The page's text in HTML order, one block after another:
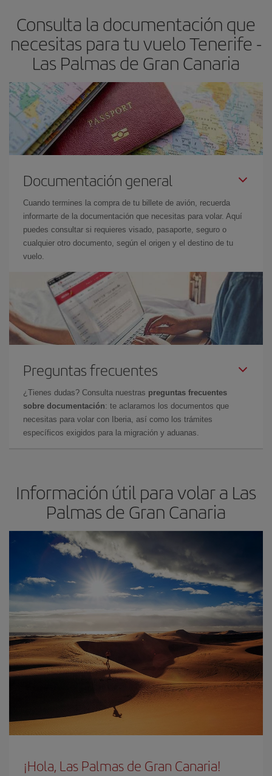
avión más baratos te saldrán. Además, si buscas los vuelos con
las fechas y los horarios del viaje un poco abiertos, podráselegir
el precio más barato.
Consulta la documentación que
necesitas para tu vuelo Tenerife -
Las Palmas de Gran Canaria
Documentación general
Cuando termines la compra de tu billete de avión, recuerda
informarte de la documentación que necesitas para volar. Aquí
puedes consultar si requieres visado, pasaporte, seguro o
cualquier otro documento, según el origen y el destino de tu
vuelo.
Preguntas frecuentes
¿Tienes dudas? Consulta nuestras preguntas frecuentes
sobre documentación: te aclaramos los documentos que
necesitas para volar con Iberia, así como los trámites
específicos exigidos para la migración y aduanas.
Información útil para volar a Las
Palmas de Gran Canaria
¡Hola, Las Palmas de Gran Canaria!